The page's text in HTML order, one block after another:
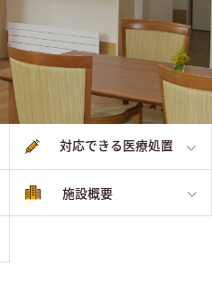
対応できる医療処置
施設概要